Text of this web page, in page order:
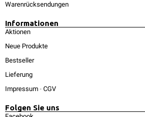
Warenrücksendungen
Informationen
Aktionen
Neue Produkte
Bestseller
Lieferung
Impressum - CGV
Folgen Sie uns